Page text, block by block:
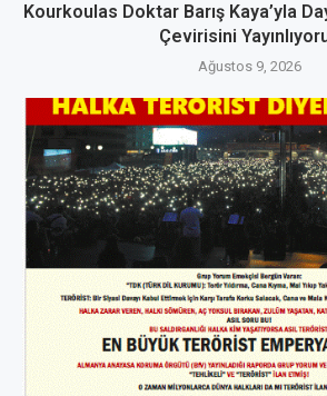
Kourkoulas Doktar Barış Kaya’yla
Çevirisini
Ağustos 9, 2026